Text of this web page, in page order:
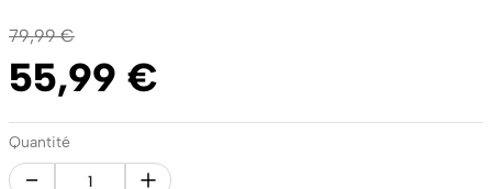
79,99 €
55,99 €
Quantité